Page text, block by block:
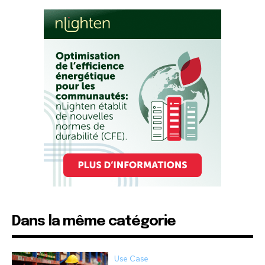
Dans la même catégorie
Use Case